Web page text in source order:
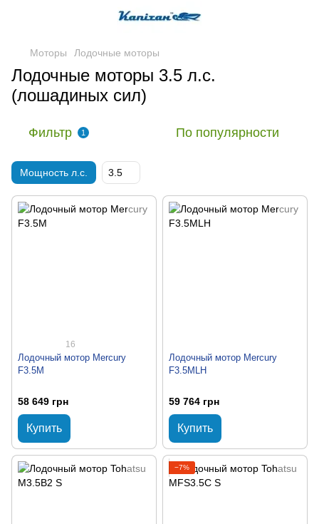
Моторы Лодочные моторы
Лодочные моторы 3.5 л.с.
(лошадиных сил)
Фильтр 1 По популярности
Мощность л.с. 3.5
16
Лодочный мотор Mercury
F3.5M
58 649 грн
Купить
Лодочный мотор Mercury
F3.5MLH
59 764 грн
Купить
−7%